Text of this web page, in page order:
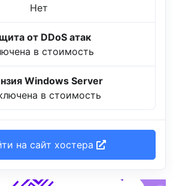
Нет
от DDoS атак
в стоимость
Windows Server
в стоимость
на сайт хостера